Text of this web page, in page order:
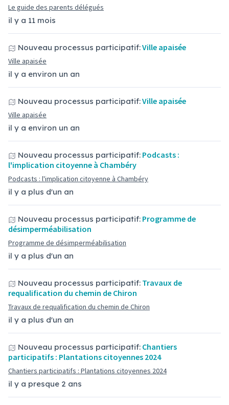
il y a 11 mois
Le guide des parents délégués
il y a environ un an
Nouveau processus participatif:Ville apaisée
Ville apaisée
il y a environ un an
Nouveau processus participatif:Ville apaisée
Ville apaisée
il y a plus d'un an
Nouveau processus participatif: Podcasts :
l'implication citoyenne à Chambéry
Podcasts : l'implication citoyenne à Chambéry
il y a plus d'un an
Nouveau processus participatif: Programme de
désimperméabilisation
Programme de désimperméabilisation
il y a plus d'un an
Nouveau processus participatif: Travaux de
requalification du chemin de Chiron
Travaux de requalification du chemin de Chiron
il y a presque 2 ans
Nouveau processus participatif: Chantiers
participatifs : Plantations citoyennes 2024
Chantiers participatifs : Plantations citoyennes 2024